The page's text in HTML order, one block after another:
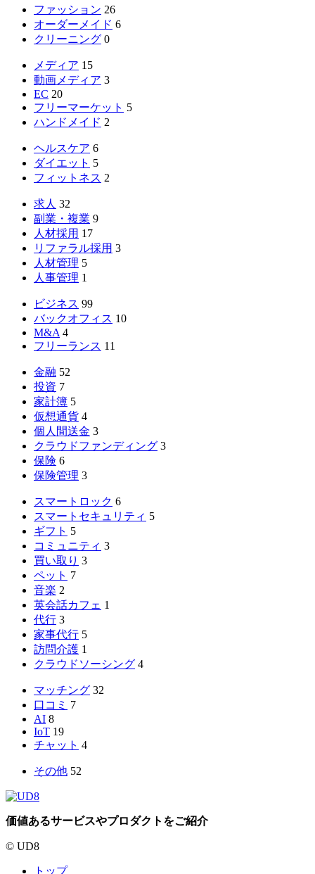
ファッション 26
オーダーメイド 6
クリーニング 0
メディア 15
動画メディア 3
EC 20
フリーマーケット 5
ハンドメイド 2
ヘルスケア 6
ダイエット 5
フィットネス 2
求人 32
副業・複業 9
人材採用 17
リファラル採用 3
人材管理 5
人事管理 1
ビジネス 99
バックオフィス 10
M&A 4
フリーランス 11
金融 52
投資 7
家計簿 5
仮想通貨 4
個人間送金 3
クラウドファンディング 3
保険 6
保険管理 3
スマートロック 6
スマートセキュリティ 5
ギフト 5
コミュニティ 3
買い取り 3
ペット 7
音楽 2
英会話カフェ 1
代行 3
家事代行 5
訪問介護 1
クラウドソーシング 4
マッチング 32
口コミ 7
AI 8
IoT 19
チャット 4
その他 52
価値あるサービスやプロダクトをご紹介
© UD8
トップ